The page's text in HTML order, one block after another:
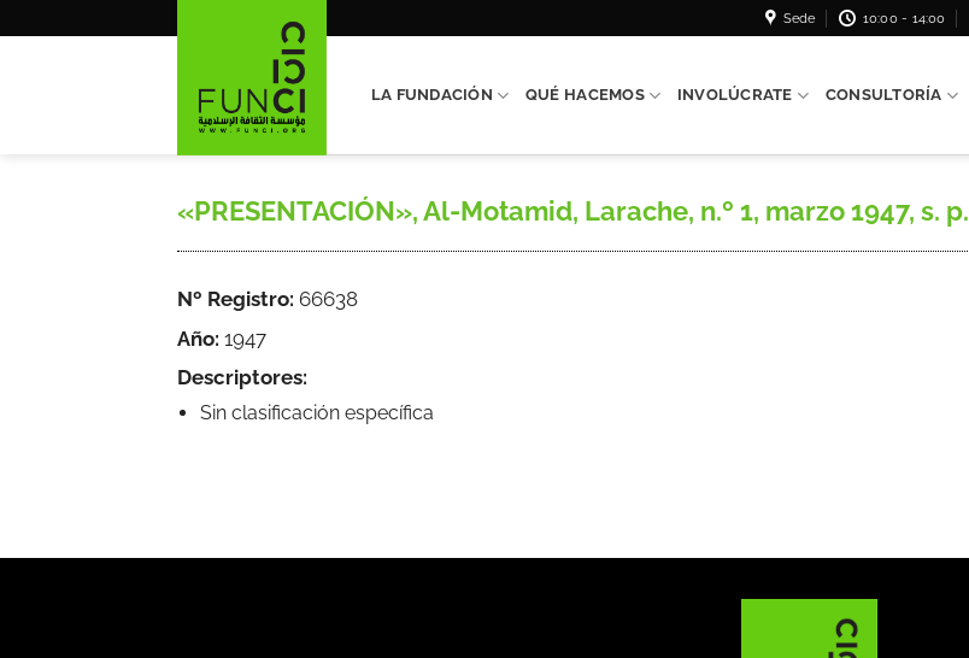
Sede 10:00 - 14:00
LA FUNDACIÓN QUÉ HACEMOS INVOLÚCRATE CONSULTORÍA
«PRESENTACIÓN», Al-Motamid, Larache, n.º 1, marzo 1947, s. p.
Nº Registro: 66638
Año: 1947
Descriptores:
Sin clasificación específica